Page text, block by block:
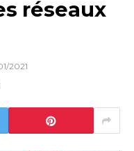
réseaux
2021